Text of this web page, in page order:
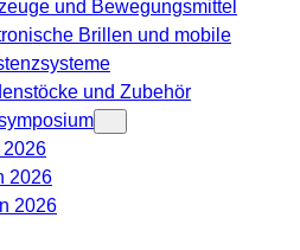
und Bewegungsmittel
Brillen und mobile
und Zubehör
2026
2026
2026